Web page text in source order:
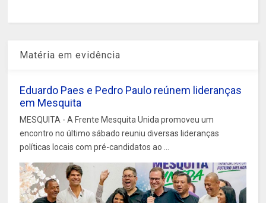
Matéria em evidência
Eduardo Paes e Pedro Paulo reúnem lideranças
em Mesquita
MESQUITA - A Frente Mesquita Unida promoveu um
encontro no último sábado reuniu diversas lideranças
políticas locais com pré-candidatos ao ...